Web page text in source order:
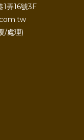
1弄16號3F
/處理)